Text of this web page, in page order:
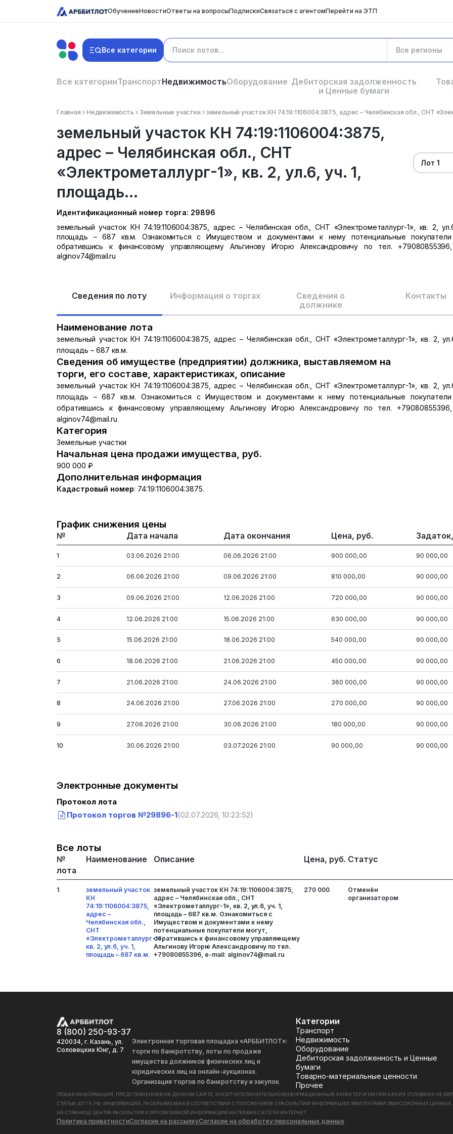
ОбучениеНовостиОтветы на вопросыПодпискиСвязаться с агентомПерейти на ЭТП
Все категории Все регионы
Все категорииТранспортНедвижимостьОборудование Дебиторская задолженность
и Ценные бумаги
Главная Недвижимость Земельные участки земельный участок КН 74:19:1106004:3875, адрес – Челябинская обл., СНТ
земельный участок КН 74:19:1106004:3875,
адрес – Челябинская обл., СНТ
«Электрометаллург-1», кв. 2, ул.6, уч. 1,
площадь...
Лот 1
Идентификационный номер торга: 29896
земельный участок КН 74:19:1106004:3875, адрес – Челябинская обл., СНТ «Электрометаллург-1», кв. 2,
площадь – 687 кв.м. Ознакомиться с Имуществом и документами к нему потенциальные покупатели
обратившись к финансовому управляющему Альгинову Игорю Александровичу по тел.
alginov74@mail.ru
Сведения по лоту Информация о торгах
Сведения о
должнике
Kонтакты
Наименование лота
земельный участок КН 74:19:1106004:3875, адрес – Челябинская обл., СНТ «Электрометаллург-1», кв. 2,
площадь – 687 кв.м.
Сведения об имуществе (предприятии) должника, выставляемом на
торги, его составе, характеристиках, описание
земельный участок КН 74:19:1106004:3875, адрес – Челябинская обл., СНТ «Электрометаллург-1», кв. 2,
площадь – 687 кв.м. Ознакомиться с Имуществом и документами к нему потенциальные покупатели
обратившись к финансовому управляющему Альгинову Игорю Александровичу по тел.
alginov74@mail.ru
Категория
Земельные участки
Начальная цена продажи имущества, руб.
900 000 ₽
Дополнительная информация
Кадастровый номер: 74:19:1106004:3875.
График снижения цены
№ Дата начала Дата окончания Цена, руб.
1 03.06.2026 21:00 06.06.2026 21:00 900 000,00 90 000,00
2 06.06.2026 21:00 09.06.2026 21:00 810 000,00 90 000,00
3 09.06.2026 21:00 12.06.2026 21:00 720 000,00 90 000,00
4 12.06.2026 21:00 15.06.2026 21:00 630 000,00 90 000,00
5 15.06.2026 21:00 18.06.2026 21:00 540 000,00 90 000,00
6 18.06.2026 21:00 21.06.2026 21:00 450 000,00 90 000,00
7 21.06.2026 21:00 24.06.2026 21:00 360 000,00 90 000,00
8 24.06.2026 21:00 27.06.2026 21:00 270 000,00 90 000,00
9 27.06.2026 21:00 30.06.2026 21:00 180 000,00 90 000,00
10 30.06.2026 21:00 03.07.2026 21:00 90 000,00 90 000,00
Электронные документы
Протокол лота
Протокол торгов №29896-1 (02.07.2026, 10:23:52)
Все лоты
№
лота
Наименование Описание Цена, руб. Статус
1
земельный участок
КН
74:19:1106004:3875,
адрес –
Челябинская обл.,
СНТ
«Электрометаллург-1»,
кв. 2, ул.6, уч. 1,
площадь – 687 кв.м.
земельный участок КН 74:19:1106004:3875,
адрес – Челябинская обл., СНТ
«Электрометаллург-1», кв. 2, ул.6, уч. 1,
площадь – 687 кв.м. Ознакомиться с
Имуществом и документами к нему
потенциальные покупатели могут,
обратившись к финансовому управляющему
Альгинову Игорю Александровичу по тел.
+79080855396, e-mail: alginov74@mail.ru
270 000
Отменён
организатором
8 (800) 250-93-37
420034, г. Казань, ул.
Соловецких Юнг, д. 7
Электронная торговая площадка «АРББИТЛОТ»:
торги по банкротству, лоты по продаже
имущества должников физических лиц и
юридических лиц на онлайн-аукционах.
Организация торгов по банкротству и закупок.
Категории
Транспорт
Недвижимость
Оборудование
Дебиторская задолженность и Ценные
бумаги
Товарно-материальные ценности
Прочее
ЛЮБАЯ ИНФОРМАЦИЯ, ПРЕДСТАВЛЕННАЯ НА ДАННОМ САЙТЕ, НОСИТ ИСКЛЮЧИТЕЛЬНО ИНФОРМАЦИОННЫЙ ХАРАКТЕР И НИ ПРИ КАКИХ УСЛОВИЯХ НЕ
СТАТЬИ 437 ГК РФ. ИНФОРМАЦИЯ, РАСКРЫВАЕМАЯ В СООТВЕТСТВИИ С ПОЛОЖЕНИЕМ О РАСКРЫТИИ ИНФОРМАЦИИ ЭМИТЕНТАМИ ЭМИССИОННЫХ ЦЕННЫХ
НА СТРАНИЦЕ ЦЕНТРА РАСКРЫТИЯ КОРПОРАТИВНОЙ ИНФОРМАЦИИ ИНТЕРФАКС В СЕТИ ИНТЕРНЕТ
Политика приватностиСогласие на рассылкуСогласие на обработку персональных данных